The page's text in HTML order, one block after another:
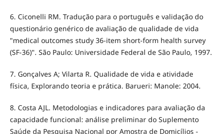
6. Ciconelli RM. Tradução para o português e validação do
questionário genérico de avaliação de qualidade de vida
"medical outcomes study 36-item short-form health survey
(SF-36)". São Paulo: Universidade Federal de São Paulo, 1997.
7. Gonçalves A; Vilarta R. Qualidade de vida e atividade
física, Explorando teoria e prática. Barueri: Manole: 2004.
8. Costa AJL. Metodologias e indicadores para avaliação da
capacidade funcional: análise preliminar do Suplemento
Saúde da Pesquisa Nacional por Amostra de Domicílios -